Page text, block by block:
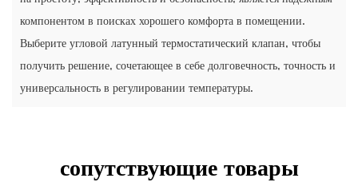
компонентом в поисках хорошего комфорта в помещении.
Выберите угловой латунный термостатический клапан, чтобы
получить решение, сочетающее в себе долговечность, точность и
универсальность в регулировании температуры.
сопутствующие товары